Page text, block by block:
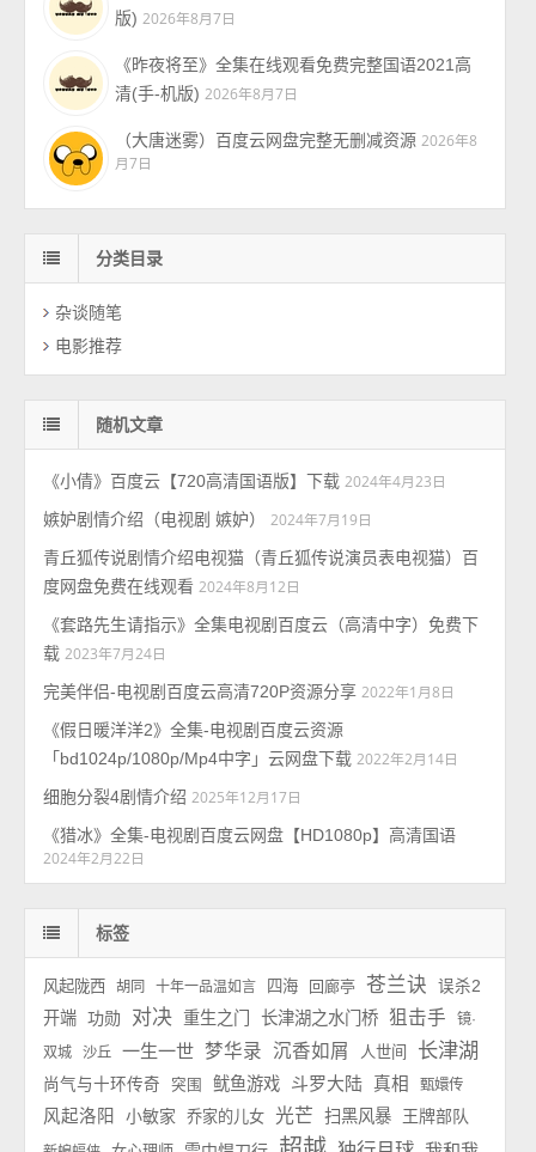
版) 2026年8月7日
《昨夜将至》全集在线观看免费完整国语2021高
清(手-机版) 2026年8月7日
（大唐迷雾）百度云网盘完整无删减资源 2026年8
月7日
分类目录
杂谈随笔
电影推荐
随机文章
《小倩》百度云【720高清国语版】下载 2024年4月23日
嫉妒剧情介绍（电视剧 嫉妒）
2024年7月19日
青丘狐传说剧情介绍电视猫（青丘狐传说演员表电视猫）百
度网盘免费在线观看 2024年8月12日
《套路先生请指示》全集电视剧百度云（高清中字）免费下
载 2023年7月24日
完美伴侣-电视剧百度云高清720P资源分享 2022年1月8日
《假日暖洋洋2》全集-电视剧百度云资源
「bd1024p/1080p/Mp4中字」云网盘下载 2022年2月14日
细胞分裂4剧情介绍 2025年12月17日
《猎冰》全集-电视剧百度云网盘【HD1080p】高清国语
2024年2月22日
标签
风起陇西 胡同 十年一品温如言 四海 回廊亭 苍兰诀 误杀2
开端 功勋 对决 重生之门 长津湖之水门桥 狙击手
镜·
双城
沙丘 一生一世 梦华录 沉香如屑 人世间 长津湖
尚气与十环传奇 突围 鱿鱼游戏 斗罗大陆 真相 甄嬛传
风起洛阳 小敏家 乔家的儿女 光芒 扫黑风暴 王牌部队